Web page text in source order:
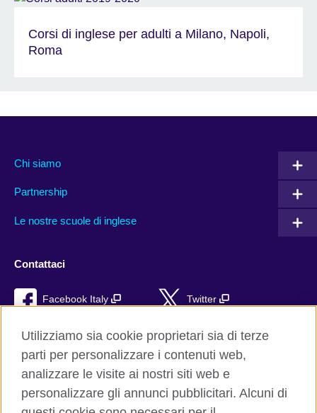
Corsi di inglese per adulti a Milano, Napoli,
Roma
Chi siamo
Partnership
Le nostre scuole di inglese
Contattaci
Facebook Italy Twitter
YouTube TikTok
RSS
Utilizziamo sia cookie proprietari sia di terze
parti per personalizzare i contenuti web,
analizzare le visite ai nostri siti web e
personalizzare gli annunci pubblicitari. Alcuni di